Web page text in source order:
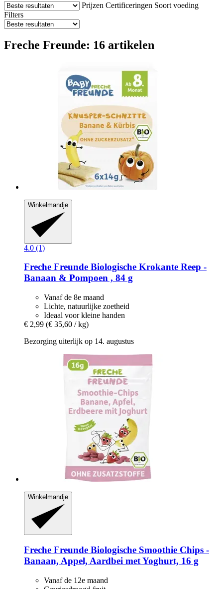
Prijzen Certificeringen Soort voeding
Filters
Freche Freunde: 16 artikelen
Winkelmandje
4.0 (1)
Freche Freunde Biologische Krokante Reep -​
Banaan & Pompoen , 84 g
Vanaf de 8e maand
Lichte, natuurlijke zoetheid
Ideaal voor kleine handen
€ 2,99 (€ 35,60 / kg)
Bezorging uiterlijk op 14. augustus
Winkelmandje
Freche Freunde Biologische Smoothie Chips -​
Banaan, Appel, Aardbei met Yoghurt, 16 g
Vanaf de 12e maand